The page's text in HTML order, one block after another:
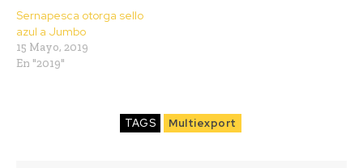
Sernapesca otorga sello
azul a Jumbo
15 Mayo, 2019
En "2019"
TAGS Multiexport